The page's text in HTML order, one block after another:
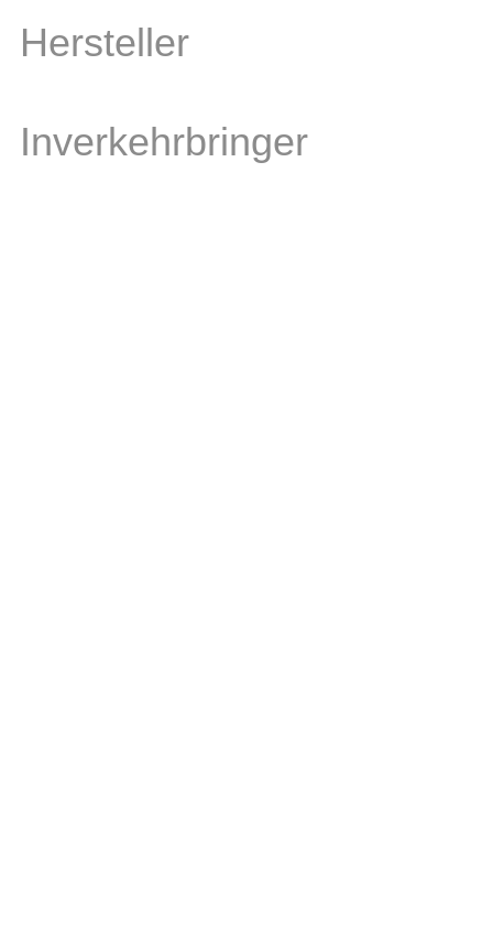
Hersteller
Inverkehrbringer